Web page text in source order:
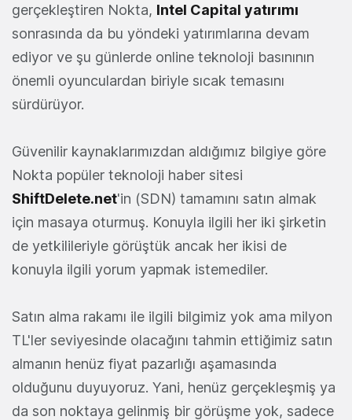
gerçekleştiren Nokta, Intel Capital yatırımı
sonrasında da bu yöndeki yatırımlarına devam
ediyor ve şu günlerde online teknoloji basınının
önemli oyunculardan biriyle sıcak temasını
sürdürüyor.
Güvenilir kaynaklarımızdan aldığımız bilgiye göre
Nokta popüler teknoloji haber sitesi
ShiftDelete.net'in (SDN) tamamını satın almak
için masaya oturmuş. Konuyla ilgili her iki şirketin
de yetkilileriyle görüştük ancak her ikisi de
konuyla ilgili yorum yapmak istemediler.
Satın alma rakamı ile ilgili bilgimiz yok ama milyon
TL'ler seviyesinde olacağını tahmin ettiğimiz satın
almanın henüz fiyat pazarlığı aşamasında
olduğunu duyuyoruz. Yani, henüz gerçekleşmiş ya
da son noktaya gelinmiş bir görüşme yok, sadece